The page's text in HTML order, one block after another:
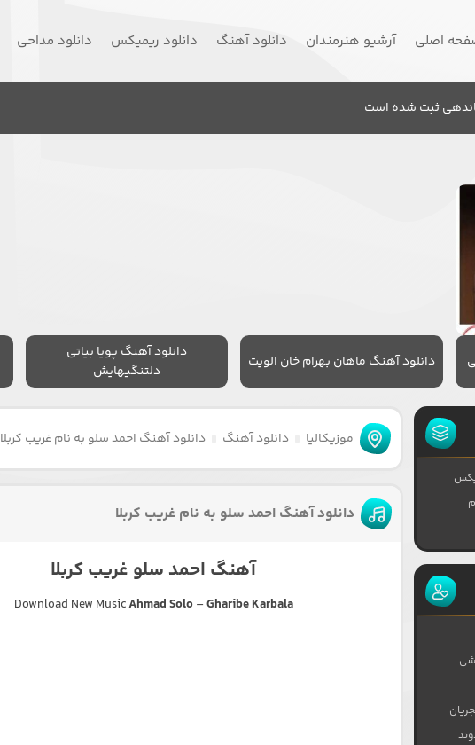
اصلی آرشیو هنرمندان دانلود آهنگ دانلود ریمیکس دانلود مداحی
ثبت شده است
دانلود آهنگ ماهان بهرام خان الویت
دانلود آهنگ پویا بیاتی
دلتنگیهایش
موزیکالیا دانلود آهنگ دانلود آهنگ احمد سلو به نام غریب کربلا
دانلود آهنگ احمد سلو به نام غریب کربلا
آهنگ احمد سلو غریب کربلا
Download New MusicAhmad Solo–Gharibe Karbala